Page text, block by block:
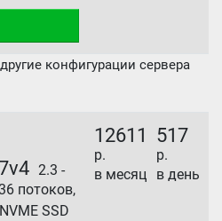
конфигурации сервера
2.3 -
потоков,
SSD
12611
р.
в месяц
517
р.
в день